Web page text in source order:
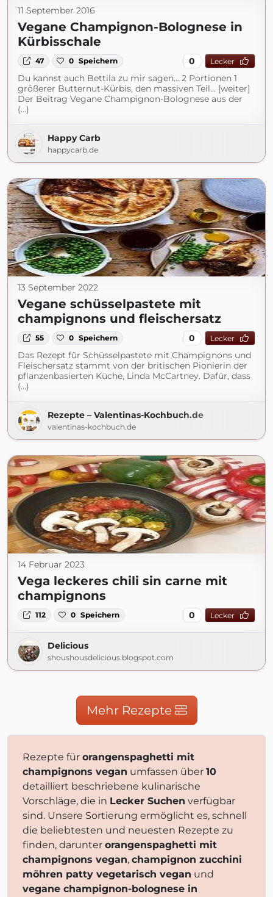
11 September 2016
Vegane Champignon-Bolognese in
Kürbisschale
47 0 Speichern 0 Lecker
Du kannst auch Bettila zu mir sagen… 2 Portionen 1
größerer Butternut-Kürbis, den massiven Teil... [weiter]
Der Beitrag Vegane Champignon-Bolognese aus der
(...)
Happy Carb
happycarb.de
13 September 2022
Vegane schüsselpastete mit
champignons und fleischersatz
55 0 Speichern 0 Lecker
Das Rezept für Schüsselpastete mit Champignons und
Fleischersatz stammt von der britischen Pionierin der
pflanzenbasierten Küche, Linda McCartney. Dafür, dass
(...)
Rezepte – Valentinas-Kochbuch.de
valentinas-kochbuch.de
14 Februar 2023
Vega leckeres chili sin carne mit
champignons
112 0 Speichern 0 Lecker
Delicious
shoushousdelicious.blogspot.com
Mehr Rezepte
Rezepte für orangenspaghetti mit
champignons vegan umfassen über 10
detailliert beschriebene kulinarische
Vorschläge, die in Lecker Suchen verfügbar
sind. Unsere Sortierung ermöglicht es, schnell
die beliebtesten und neuesten Rezepte zu
finden, darunter orangenspaghetti mit
champignons vegan, champignon zucchini
möhren patty vegetarisch vegan und
vegane champignon-bolognese in